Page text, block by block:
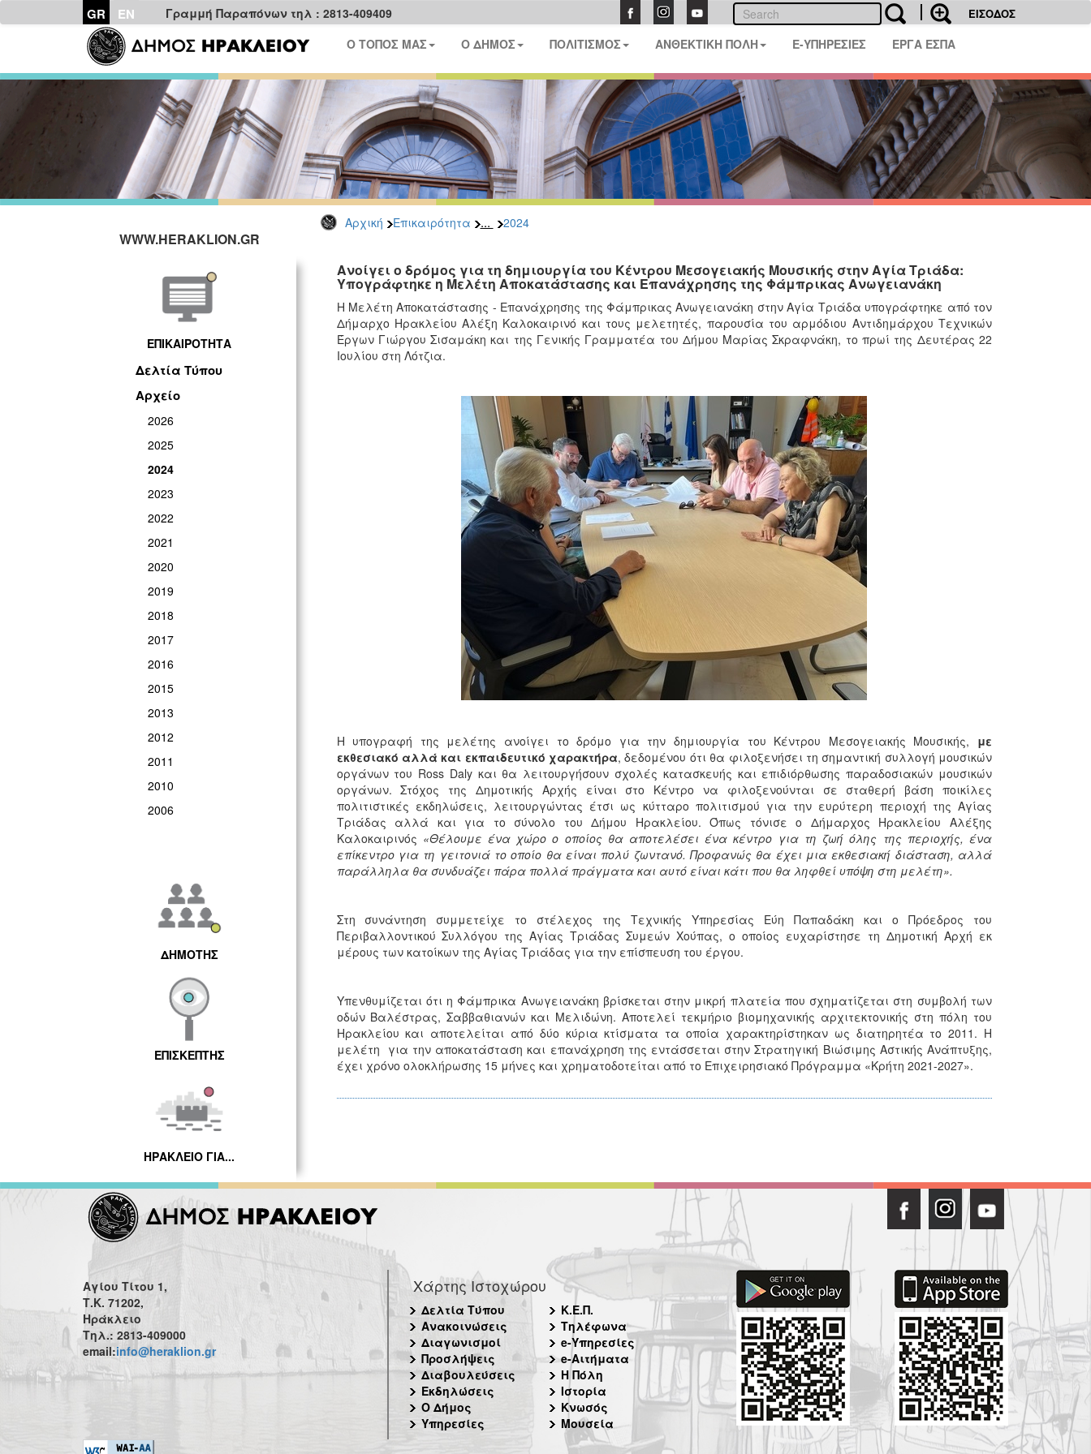
GR EN Γραμμή Παραπόνων τηλ : 2813-409409 ΕΙΣΟΔΟΣ
Ο ΤΟΠΟΣ ΜΑΣ Ο ΔΗΜΟΣ ΠΟΛΙΤΙΣΜΟΣ ΑΝΘΕΚΤΙΚΗ ΠΟΛΗ E-ΥΠΗΡΕΣΙΕΣ ΕΡΓΑ ΕΣΠΑ
Αρχική Επικαιρότητα ... 2024
WWW.HERAKLION.GR
ΕΠΙΚΑΙΡΟΤΗΤΑ
Δελτία Τύπου
Αρχείο
2026
2025
2024
2023
2022
2021
2020
2019
2018
2017
2016
2015
2013
2012
2011
2010
2006
ΔΗΜΟΤΗΣ
ΕΠΙΣΚΕΠΤΗΣ
ΗΡΑΚΛΕΙΟ ΓΙΑ...
Ανοίγει ο δρόμος για τη δημιουργία του Κέντρου Μεσογειακής Μουσικής στην Αγία Τριάδα:
Υπογράφτηκε η Μελέτη Αποκατάστασης και Επανάχρησης της Φάμπρικας Ανωγειανάκη
Η Μελέτη Αποκατάστασης - Επανάχρησης της Φάμπρικας Ανωγειανάκη στην Αγία Τριάδα υπογράφτηκε από τον
Δήμαρχο Ηρακλείου Αλέξη Καλοκαιρινό και τους μελετητές, παρουσία του αρμόδιου Αντιδημάρχου Τεχνικών
Έργων Γιώργου Σισαμάκη και της Γενικής Γραμματέα του Δήμου Μαρίας Σκραφνάκη, το πρωί της Δευτέρας 22
Ιουλίου στη Λότζια.
Η υπογραφή της μελέτης ανοίγει το δρόμο για την δημιουργία του Κέντρου Μεσογειακής Μουσικής, με
εκθεσιακό αλλά και εκπαιδευτικό χαρακτήρα, δεδομένου ότι θα φιλοξενήσει τη σημαντική συλλογή μουσικών
οργάνων του Ross Daly και θα λειτουργήσουν σχολές κατασκευής και επιδιόρθωσης παραδοσιακών μουσικών
οργάνων. Στόχος της Δημοτικής Αρχής είναι στο Κέντρο να φιλοξενούνται σε σταθερή βάση ποικίλες
πολιτιστικές εκδηλώσεις, λειτουργώντας έτσι ως κύτταρο πολιτισμού για την ευρύτερη περιοχή της Αγίας
Τριάδας αλλά και για το σύνολο του Δήμου Ηρακλείου. Όπως τόνισε ο Δήμαρχος Ηρακλείου Αλέξης
Καλοκαιρινός «Θέλουμε ένα χώρο ο οποίος θα αποτελέσει ένα κέντρο για τη ζωή όλης της περιοχής, ένα
επίκεντρο για τη γειτονιά το οποίο θα είναι πολύ ζωντανό. Προφανώς θα έχει μια εκθεσιακή διάσταση, αλλά
παράλληλα θα συνδυάζει πάρα πολλά πράγματα και αυτό είναι κάτι που θα ληφθεί υπόψη στη μελέτη».
Στη συνάντηση συμμετείχε το στέλεχος της Τεχνικής Υπηρεσίας Εύη Παπαδάκη και ο Πρόεδρος του
Περιβαλλοντικού Συλλόγου της Αγίας Τριάδας Συμεών Χούπας, ο οποίος ευχαρίστησε τη Δημοτική Αρχή εκ
μέρους των κατοίκων της Αγίας Τριάδας για την επίσπευση του έργου.
Υπενθυμίζεται ότι η Φάμπρικα Ανωγειανάκη βρίσκεται στην μικρή πλατεία που σχηματίζεται στη συμβολή των
οδών Βαλέστρας, Σαββαθιανών και Μελιδώνη. Αποτελεί τεκμήριο βιομηχανικής αρχιτεκτονικής στη πόλη του
Ηρακλείου και αποτελείται από δύο κύρια κτίσματα τα οποία χαρακτηρίστηκαν ως διατηρητέα το 2011. Η
μελέτη για την αποκατάσταση και επανάχρηση της εντάσσεται στην Στρατηγική Βιώσιμης Αστικής Ανάπτυξης,
έχει χρόνο ολοκλήρωσης 15 μήνες και χρηματοδοτείται από το Επιχειρησιακό Πρόγραμμα «Κρήτη 2021-2027».
Αγίου Τίτου 1,
Τ.Κ. 71202,
Ηράκλειο
Τηλ.: 2813-409000
email:info@heraklion.gr
Χάρτης Ιστοχώρου
Δελτία Τύπου
Ανακοινώσεις
Διαγωνισμοί
Προσλήψεις
Διαβουλεύσεις
Εκδηλώσεις
Ο Δήμος
Υπηρεσίες
Κ.Ε.Π.
Τηλέφωνα
e-Υπηρεσίες
e-Αιτήματα
Η Πόλη
Ιστορία
Κνωσός
Μουσεία